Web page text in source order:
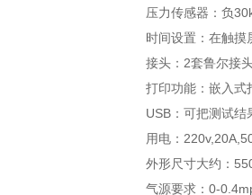
压力传感器：负
时间设置：在触摸
接头： 2套鲁尔接
打印功能：嵌入式
USB ：可把测试
用电：
外形尺寸大约：
气源要求： 0-